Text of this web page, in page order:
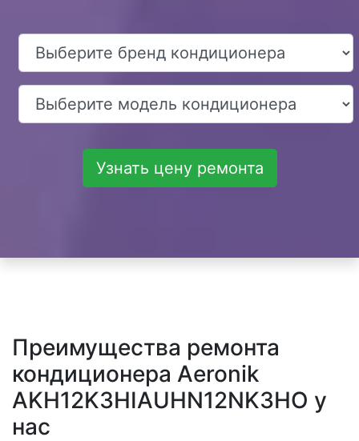
Узнать цену ремонта
Преимущества ремонта
кондиционера Aeronik
AKH12K3HIAUHN12NK3HO у
нас